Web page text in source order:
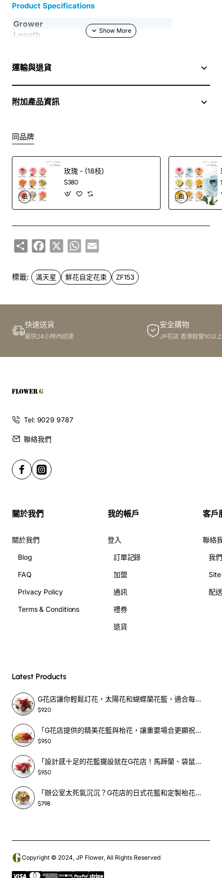
Product Specifications
Grower
Length
Packing
運輸與退貨
附加產品資訊
同品牌
玫瑰 - (18枝)
$380
ShareFacebook
X WhatsApp
Email
標籤: 滿天星 鮮花自定花束 ZF153
快速送貨
最快24小時內送達
安全購物
JP花店 香港經營10以
Tel: 9029 9787
聯絡我們
關於我們
關於我們
Blog
FAQ
Privacy Policy
Terms & Conditions
我的帳戶
登入
訂單記錄
加盟
通訊
禮券
退貨
客戶
聯絡
我
配
Latest Products
G花店讓你輕鬆訂花，太陽花和蝴蝶蘭花籃，適合每個重要時刻！-SF390
$920
「G花店提供的精美花籃與枱花，讓重要場合更顯祝賀與喜悅，適合各種用場！」-SF398
$950
「設計感十足的花籃擺設就在G花店！馬蹄蘭、袋鼠爪、罌粟花，為你的重大場合增光添彩！」-SF209
$950
「辦公室太死氣沉沉？G花店的日式花籃和定製枱花，為你帶來新鮮感！」-SF465
$798
Copyright © 2024, JP Flower, All Rights Reserved